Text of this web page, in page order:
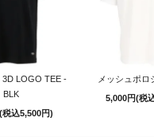
3D LOGO TEE -
BLK
税込5,500円)
メッシュポロ
5,000円(税